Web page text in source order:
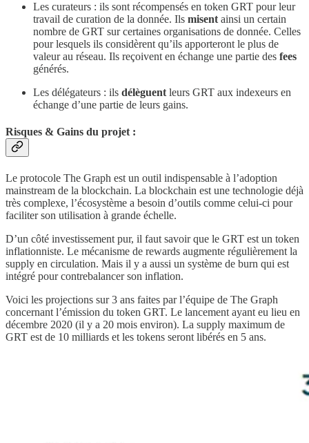
Les curateurs : ils sont récompensés en token GRT pour leur
travail de curation de la donnée. Ils misent ainsi un certain
nombre de GRT sur certaines organisations de donnée. Celles
pour lesquels ils considèrent qu’ils apporteront le plus de
valeur au réseau. Ils reçoivent en échange une partie des fees
générés.
Les délégateurs : ils délèguent leurs GRT aux indexeurs en
échange d’une partie de leurs gains.
Risques & Gains du projet :
Le protocole The Graph est un outil indispensable à l’adoption
mainstream de la blockchain. La blockchain est une technologie déjà
très complexe, l’écosystème a besoin d’outils comme celui-ci pour
faciliter son utilisation à grande échelle.
D’un côté investissement pur, il faut savoir que le GRT est un token
inflationniste. Le mécanisme de rewards augmente régulièrement la
supply en circulation. Mais il y a aussi un système de burn qui est
intégré pour contrebalancer son inflation.
Voici les projections sur 3 ans faites par l’équipe de The Graph
concernant l’émission du token GRT. Le lancement ayant eu lieu en
décembre 2020 (il y a 20 mois environ). La supply maximum de
GRT est de 10 milliards et les tokens seront libérés en 5 ans.